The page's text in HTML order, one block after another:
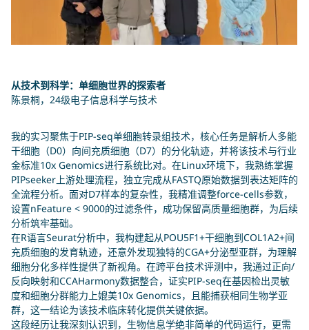
从技术到科学：单细胞世界的探索者
陈景桐，24级电子信息科学与技术
我的实习聚焦于PIP-seq单细胞转录组技术，核心任务是解析人多能
干细胞（D0）向间充质细胞（D7）的分化轨迹，并将该技术与行业
金标准10x Genomics进行系统比对。在Linux环境下，我熟练掌握
PIPseeker上游处理流程，独立完成从FASTQ原始数据到表达矩阵的
全流程分析。面对D7样本的复杂性，我精准调整force-cells参数，
设置nFeature < 9000的过滤条件，成功保留高质量细胞群，为后续
分析筑牢基础。
在R语言Seurat分析中，我构建起从POU5F1+干细胞到COL1A2+间
充质细胞的发育轨迹，还意外发现独特的CGA+分泌型亚群，为理解
细胞分化多样性提供了新视角。在跨平台技术评测中，我通过正向/
反向映射和CCAHarmony数据整合，证实PIP-seq在基因检出灵敏
度和细胞分群能力上媲美10x Genomics，且能捕获相同生物学亚
群，这一结论为该技术临床转化提供关键依据。
这段经历让我深刻认识到，生物信息学绝非简单的代码运行，更需